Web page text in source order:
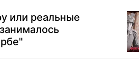
или реальные